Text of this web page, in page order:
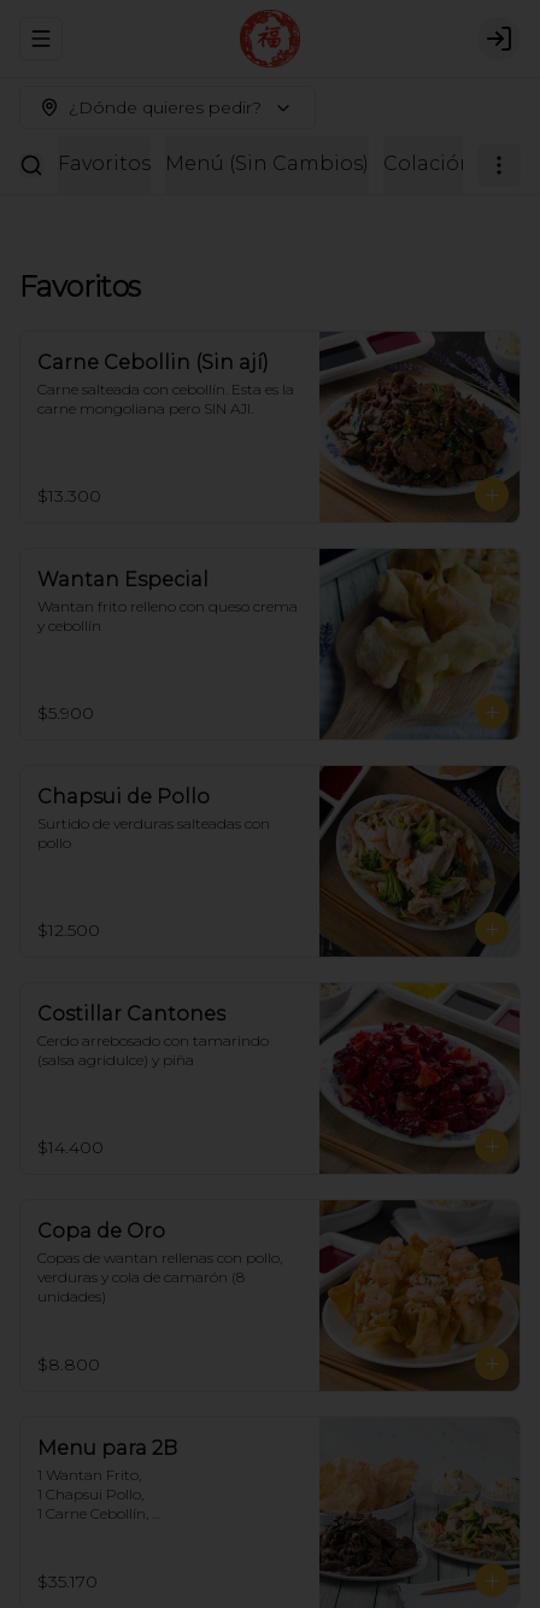
Abrir menu de navegación
¿Dónde quieres pedir?
Favoritos Menú (Sin Cambios) Colación
Favoritos
Carne Cebollin (Sin ají)
Carne salteada con cebollín. Esta es la
carne mongoliana pero SIN AJI.
$13.300
Wantan Especial
Wantan frito relleno con queso crema
y cebollín
$5.900
Chapsui de Pollo
Surtido de verduras salteadas con
pollo
$12.500
Costillar Cantones
Cerdo arrebosado con tamarindo
(salsa agridulce) y piña
$14.400
Copa de Oro
Copas de wantan rellenas con pollo,
verduras y cola de camarón (8
unidades)
$8.800
Menu para 2B
1 Wantan Frito,
1 Chapsui Pollo,
1 Carne Cebollín,
$35.170